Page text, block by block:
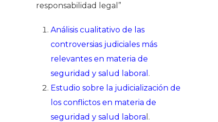
responsabilidad legal”
Análisis cualitativo de las
controversias judiciales más
relevantes en materia de
seguridad y salud laboral .
Estudio sobre la judicialización de
los conflictos en materia de
seguridad y salud labora l.